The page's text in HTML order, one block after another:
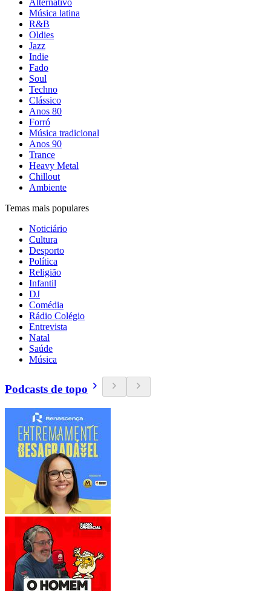
Alternativo
Música latina
R&B
Oldies
Jazz
Indie
Fado
Soul
Techno
Clássico
Anos 80
Forró
Música tradicional
Anos 90
Trance
Heavy Metal
Chillout
Ambiente
Temas mais populares
Noticiário
Cultura
Desporto
Política
Religião
Infantil
DJ
Comédia
Rádio Colégio
Entrevista
Natal
Saúde
Música
Podcasts de topo